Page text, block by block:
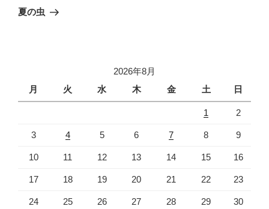
ゲ
の
夏の虫
2026年8月
月
火 水 木 金 土 日
1 2
3 4 5 6 7 8 9
10 11 12 13 14 15 16
17 18 19 20 21 22 23
24 25 26 27 28 29 30